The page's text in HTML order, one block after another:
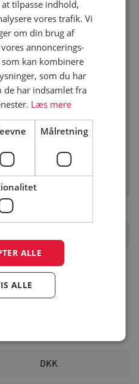
fra pladsen
nærområde, som
10 km.
folder/min. 3 stk. Rute
hjemmeside
DKK
tilpasse indhold,
vores trafik. Vi
om din brug af
annoncerings-
kan kombinere
som du har
de har indsamlet fra
Læs mere
Målretning
ALLE
ALLE